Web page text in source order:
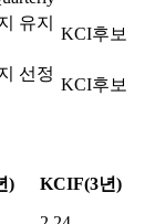
유지
KCI후보
선정
KCI후보
) KCIF(3년)